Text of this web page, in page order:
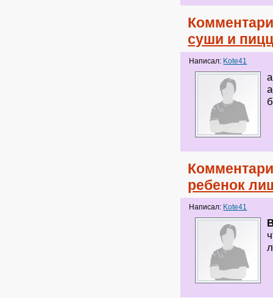
суши и
Написал: Kote41
ребенок
Написал: Kote41